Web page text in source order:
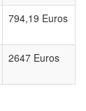
794,19 Euros
2647 Euros